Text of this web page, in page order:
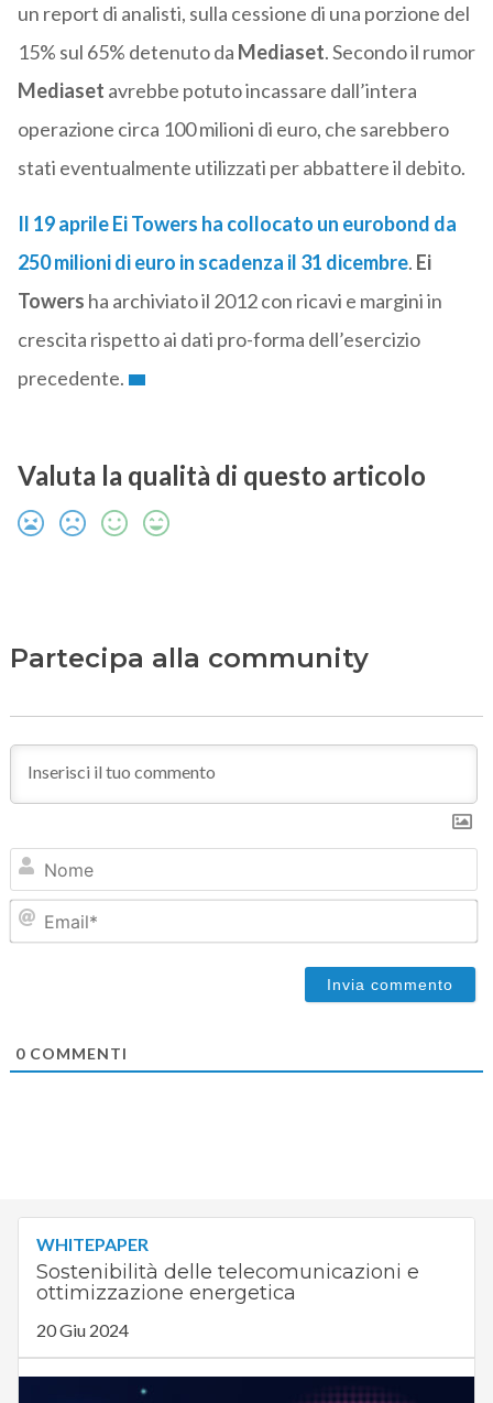
un report di analisti, sulla cessione di una porzione del
15% sul 65% detenuto da Mediaset. Secondo il rumor
Mediaset avrebbe potuto incassare dall’intera
operazione circa 100 milioni di euro, che sarebbero
stati eventualmente utilizzati per abbattere il debito.
Il 19 aprileEi Towers ha collocato un eurobond da
250 milioni di euro in scadenza il 31 dicembre. Ei
Towers ha archiviato il 2012 con ricavi e margini in
crescita rispetto ai dati pro-forma dell’esercizio
precedente.
Valuta la qualità di questo articolo
Partecipa alla community
0COMMENTI
WHITEPAPER
Sostenibilità delle telecomunicazioni e
ottimizzazione energetica
20 Giu 2024